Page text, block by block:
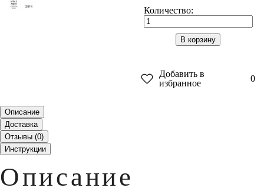
Количество:
В корзину
Добавить в
избранное
0
Описание
Доставка
Отзывы (0)
Инструкции
Описание